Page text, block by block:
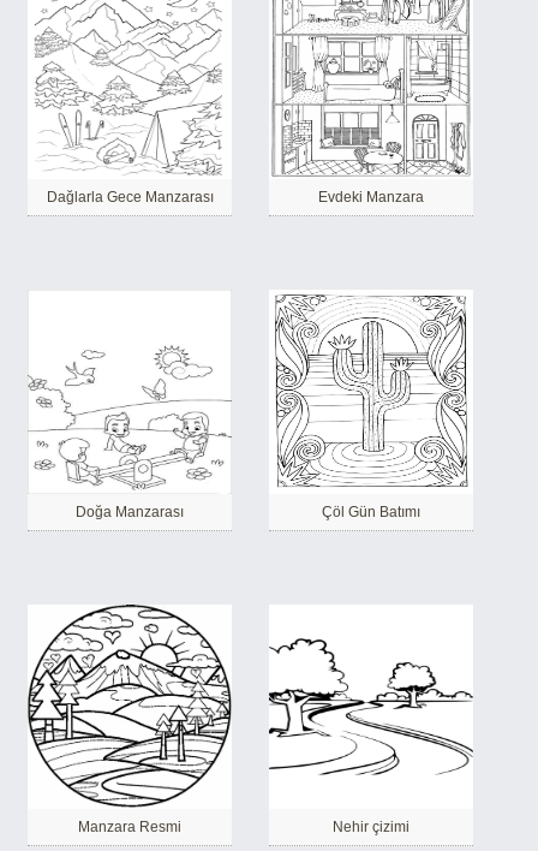
Dağlarla Gece Manzarası Evdeki Manzara
Doğa Manzarası Çöl Gün Batımı
Manzara Resmi Nehir çizimi